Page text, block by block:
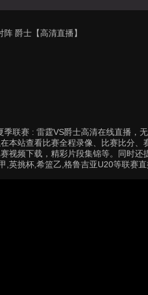
爵士【高清直播】
联赛 : 雷霆VS爵士高清在线直播，
本站查看比赛全程录像、比赛比分、
视频下载，精彩片段集锦等。同时还
英挑杯,希篮乙,格鲁吉亚U20等联赛直